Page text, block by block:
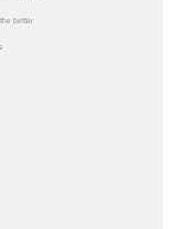
the better